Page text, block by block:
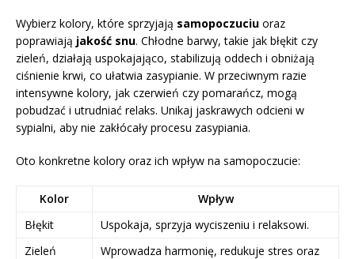
Wybierz kolory, które sprzyjają samopoczuciu oraz
poprawiają jakość snu. Chłodne barwy, takie jak błękit czy
zieleń, działają uspokajająco, stabilizują oddech i obniżają
ciśnienie krwi, co ułatwia zasypianie. W przeciwnym razie
intensywne kolory, jak czerwień czy pomarańcz, mogą
pobudzać i utrudniać relaks. Unikaj jaskrawych odcieni w
sypialni, aby nie zakłócały procesu zasypiania.
Oto konkretne kolory oraz ich wpływ na samopoczucie:
Kolor
Wpływ
Błękit
Uspokaja, sprzyja wyciszeniu i relaksowi.
Zieleń
Wprowadza harmonię, redukuje stres oraz